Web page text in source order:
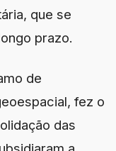
que se
prazo.
de
fez o
das